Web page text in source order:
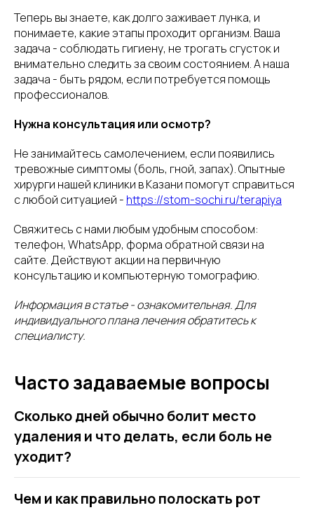
Теперь вы знаете, как долго заживает лунка, и
понимаете, какие этапы проходит организм. Ваша
задача - соблюдать гигиену, не трогать сгусток и
внимательно следить за своим состоянием. А наша
задача - быть рядом, если потребуется помощь
профессионалов.
Нужна консультация или осмотр?
Не занимайтесь самолечением, если появились
тревожные симптомы (боль, гной, запах). Опытные
хирурги нашей клиники в Казани помогут справиться
с любой ситуацией - https://stom-sochi.ru/terapiya
Свяжитесь с нами любым удобным способом:
телефон, WhatsApp, форма обратной связи на
сайте. Действуют акции на первичную
консультацию и компьютерную томографию.
Информация в статье - ознакомительная. Для
индивидуального плана лечения обратитесь к
специалисту.
Часто задаваемые вопросы
Сколько дней обычно болит место
удаления и что делать, если боль не
уходит?
Чем и как правильно полоскать рот